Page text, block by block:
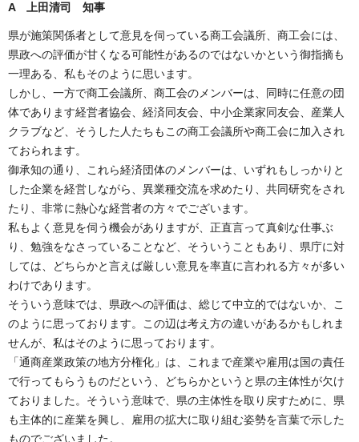
A 上田清司 知事
県が施策関係者として意見を伺っている商工会議所、商工会には、
県政への評価が甘くなる可能性があるのではないかという御指摘も
一理ある、私もそのように思います。
しかし、一方で商工会議所、商工会のメンバーは、同時に任意の団
体であります経営者協会、経済同友会、中小企業家同友会、産業人
クラブなど、そうした人たちもこの商工会議所や商工会に加入され
ておられます。
御承知の通り、これら経済団体のメンバーは、いずれもしっかりと
した企業を経営しながら、異業種交流を求めたり、共同研究をされ
たり、非常に熱心な経営者の方々でございます。
私もよく意見を伺う機会がありますが、正直言って真剣な仕事ぶ
り、勉強をなさっていることなど、そういうこともあり、県庁に対
しては、どちらかと言えば厳しい意見を率直に言われる方々が多い
わけであります。
そういう意味では、県政への評価は、総じて中立的ではないか、こ
のように思っております。この辺は考え方の違いがあるかもしれま
せんが、私はそのように思っております。
「通商産業政策の地方分権化」は、これまで産業や雇用は国の責任
で行ってもらうものだという、どちらかというと県の主体性が欠け
ておりました。そういう意味で、県の主体性を取り戻すために、県
も主体的に産業を興し、雇用の拡大に取り組む姿勢を言葉で示した
ものでございました。